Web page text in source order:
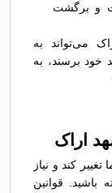
و برگشت
می‌تواند به
خود برسند، به
اراک
کند و نیاز
باشید. قوانین